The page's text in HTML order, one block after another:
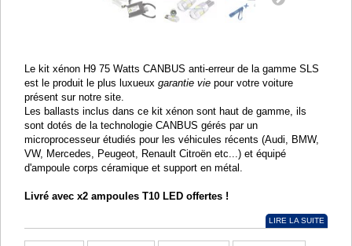
Le kit xénon H9 75 Watts CANBUS anti-erreur de la gamme SLS
est le produit le plus luxueux garantie vie pour votre voiture
présent sur notre site.
Les ballasts inclus dans ce kit xénon sont haut de gamme, ils
sont dotés de la technologie CANBUS gérés par un
microprocesseur étudiés pour les véhicules récents (Audi, BMW,
VW, Mercedes, Peugeot, Renault Citroën etc...) et équipé
d'ampoule corps céramique et support en métal.
Livré avec x2 ampoules T10 LED offertes !
LIRE LA SUITE